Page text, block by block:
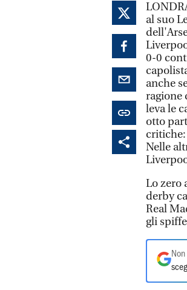
al suo
0-0
anche
ragione
leva le
otto
critiche:
Nelle
Lo zero
derby
Real
gli